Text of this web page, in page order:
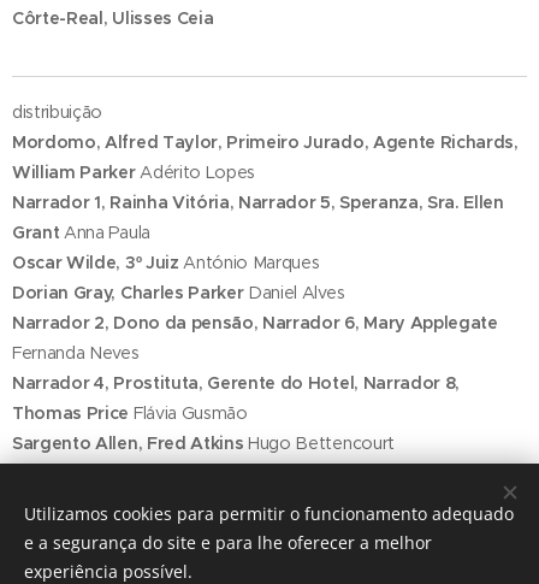
Côrte-Real, Ulisses Ceia
distribuição
Mordomo, Alfred Taylor, Primeiro Jurado, Agente Richards,
William ParkerAdérito Lopes
Narrador 1, Rainha Vitória, Narrador 5, Speranza, Sra. Ellen
Grant Anna Paula
Oscar Wilde, 3º JuizAntónio Marques
Dorian Gray, Charles Parker Daniel Alves
Narrador 2, Dono da pensão, Narrador 6, Mary Applegate
Fernanda Neves
Narrador 4, Prostituta, Gerente do Hotel, Narrador 8,
Thomas Price Flávia Gusmão
Sargento Allen, Fred AtkinsHugo Bettencourt
António Migge
João Craveiro
João Vasco
Sidney Wright, Escrevente, Sidney Mavor, George F.
Utilizamos cookies para permitir o funcionamento adequado
e a segurança do site e para lhe oferecer a melhor
experiência possível.